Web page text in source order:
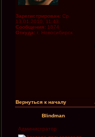
Зарегистрирован: Ср
13.01.2010, 11:43
Сообщения: 1874
Откуда: г. Новосибирск
Вернуться к началу
Blindman
Администратор